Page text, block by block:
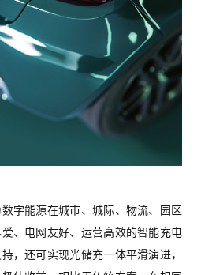
字能源在城市、城际、物流、园区
、电网友好、运营高效的智能充电
，还可实现光储充一体平滑演进，